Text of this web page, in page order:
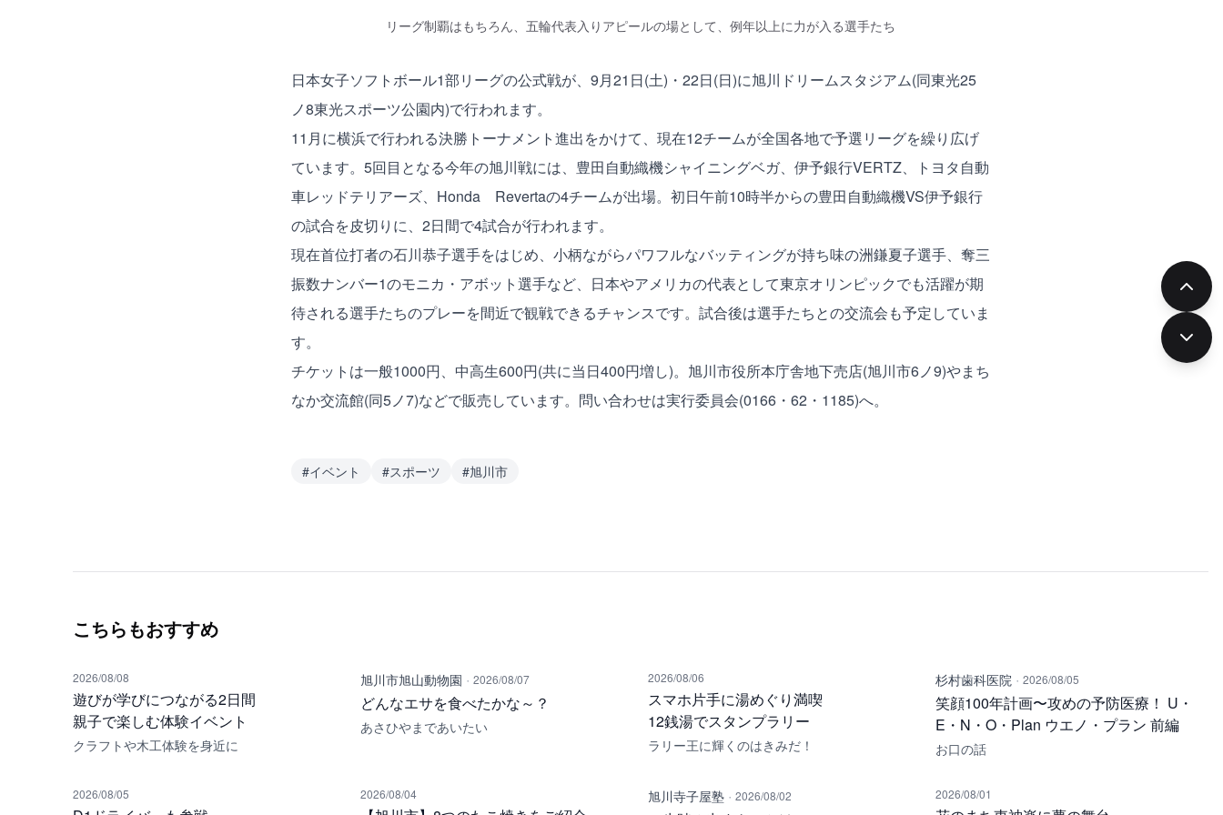
リーグ制覇はもちろん、五輪代表入りアピールの場として、例年以上に力が入る選手たち
日本女子ソフトボール1部リーグの公式戦が、9月21日(土)・22日(日)に旭川ドリームスタジアム(同東光25
ノ8東光スポーツ公園内)で行われます。
11月に横浜で行われる決勝トーナメント進出をかけて、現在12チームが全国各地で予選リーグを繰り広げ
ています。5回目となる今年の旭川戦には、豊田自動織機シャイニングベガ、伊予銀行VERTZ、トヨタ自動
車レッドテリアーズ、Honda Revertaの4チームが出場。初日午前10時半からの豊田自動織機VS伊予銀行
の試合を皮切りに、2日間で4試合が行われます。
現在首位打者の石川恭子選手をはじめ、小柄ながらパワフルなバッティングが持ち味の洲鎌夏子選手、奪三
振数ナンバー1のモニカ・アボット選手など、日本やアメリカの代表として東京オリンピックでも活躍が期
待される選手たちのプレーを間近で観戦できるチャンスです。試合後は選手たちとの交流会も予定していま
す。
チケットは一般1000円、中高生600円(共に当日400円増し)。旭川市役所本庁舎地下売店(旭川市6ノ9)やまち
なか交流館(同5ノ7)などで販売しています。問い合わせは実行委員会(0166・62・1185)へ。
#イベント #スポーツ #旭川市
こちらもおすすめ
2026/08/08
遊びが学びにつながる2日間
親子で楽しむ体験イベント
クラフトや木工体験を身近に
旭川市旭山動物園 · 2026/08/07
どんなエサを食べたかな～？
あさひやまであいたい
2026/08/06
スマホ片手に湯めぐり満喫
12銭湯でスタンプラリー
ラリー王に輝くのはきみだ！
杉村歯科医院 · 2026/08/05
笑顔100年計画〜攻めの予防医療！ U・
E・N・O・Plan ウエノ・プラン 前編
お口の話
2026/08/05 2026/08/04 旭川寺子屋塾 · 2026/08/02 2026/08/01